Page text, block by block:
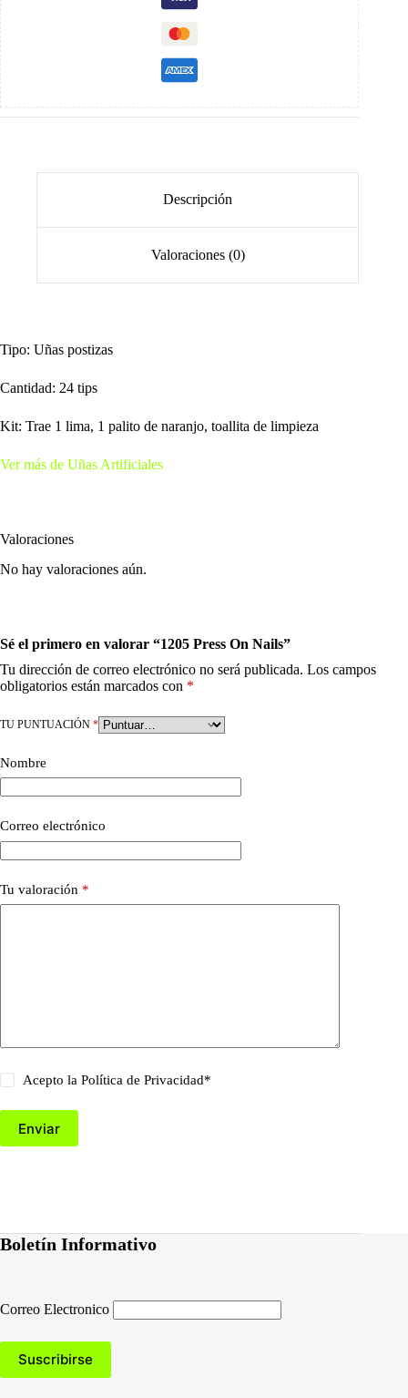
Descripción
Valoraciones (0)
Tipo: Uñas postizas
Cantidad: 24 tips
Kit: Trae 1 lima, 1 palito de naranjo, toallita de limpieza
Ver más de Uñas Artificiales
Valoraciones
No hay valoraciones aún.
Sé el primero en valorar “1205 Press On Nails”
Tu dirección de correo electrónico no será publicada. Los campos
obligatorios están marcados con *
TU PUNTUACIÓN *
Nombre
Correo electrónico
Tu valoración *
Acepto laPolítica de Privacidad*
Enviar
Boletín Informativo
Correo Electronico